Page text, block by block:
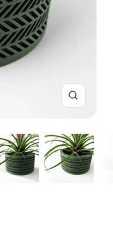
Zoom